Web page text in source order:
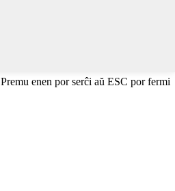
Premu enen por serĉi aŭ ESC por fermi